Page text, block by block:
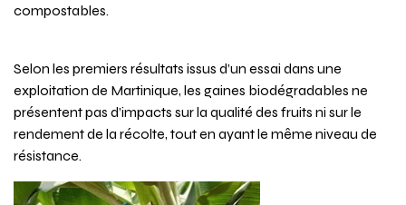
compostables.
Selon les premiers résultats issus d’un essai dans une
exploitation de Martinique, les gaines biodégradables ne
présentent pas d’impacts sur la qualité des fruits ni sur le
rendement de la récolte, tout en ayant le même niveau de
résistance.